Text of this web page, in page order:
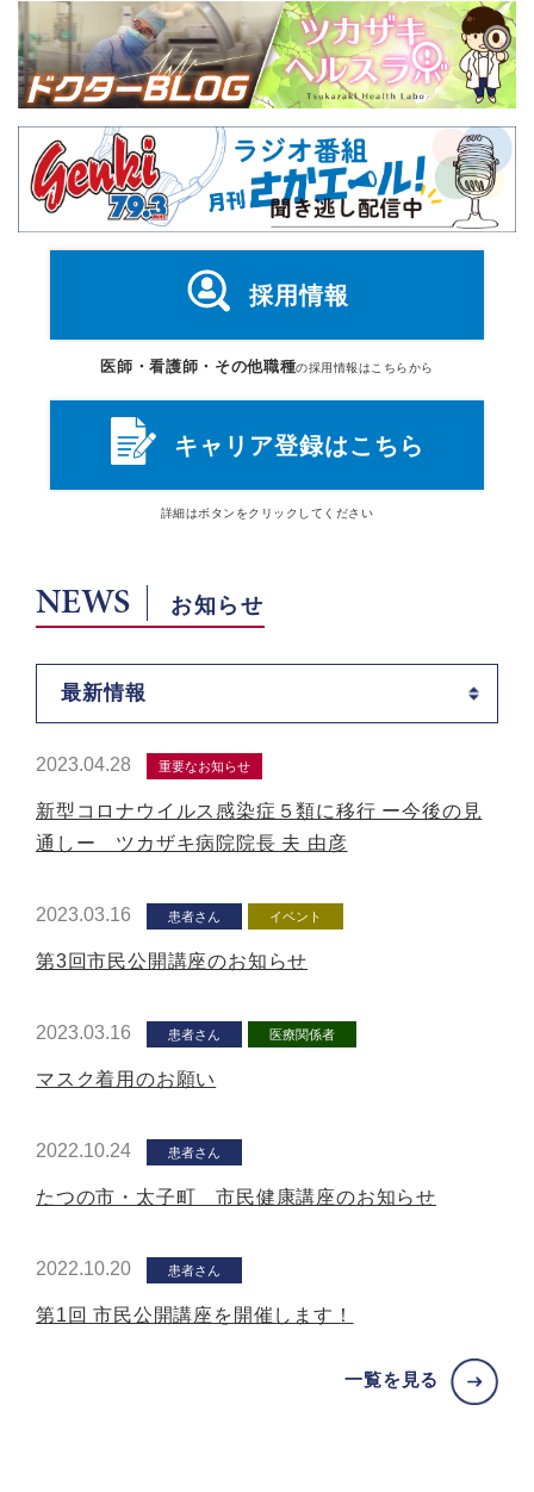
採用情報
医師・看護師・その他職種の採用情報はこちらから
キャリア登録はこちら
詳細はボタン をクリックしてください
NEWS お知らせ
最新情報
2023.04.28 重要なお知らせ
新型コロナウイルス感染症５類に移行 ー今後の見
通しー ツカザキ病院院長 夫 由彦
2023.03.16 患者さん イベント
第3回市民公開講座のお知らせ
2023.03.16 患者さん 医療関係者
マスク着用のお願い
2022.10.24 患者さん
たつの市・太子町 市民健康講座のお知らせ
2022.10.20 患者さん
第1回 市民公開講座を開催します！
一覧を見る